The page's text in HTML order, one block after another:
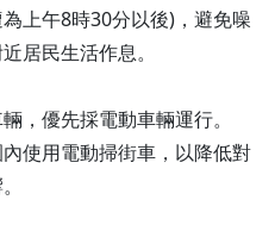
上午8時30分以後)，避免噪
居民生活作息。
，優先採電動車輛運行。
使用電動掃街車，以降低對